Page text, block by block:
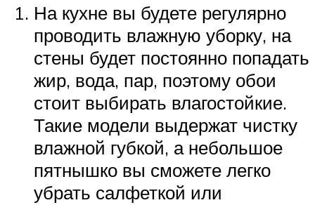
На кухне вы будете регулярно
проводить влажную уборку, на
стены будет постоянно попадать
жир, вода, пар, поэтому обои
стоит выбирать влагостойкие.
Такие модели выдержат чистку
влажной губкой, а небольшое
пятнышко вы сможете легко
убрать салфеткой или